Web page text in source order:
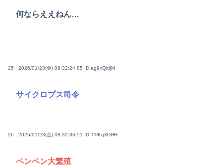
何ならええねん…
25 : 2026/01/23(金) 08:32:24.85 ID:ag9xQldjM
サイクロプス司令
26 : 2026/01/23(金) 08:32:36.51 ID:TTlKq3DHH
ペンペン大繁殖